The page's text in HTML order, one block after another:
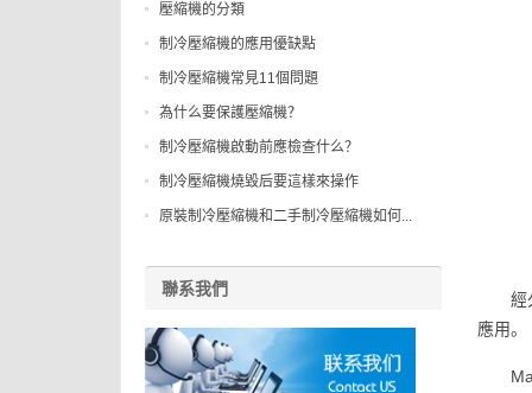
經
應用。
壓縮機的分類
制冷壓縮機的應用優缺點
制冷壓縮機常見11個問題
為什么要保護壓縮機？
制冷壓縮機啟動前應檢查什么？
制冷壓縮機燒毀后要這樣來操作
原裝制冷壓縮機和二手制冷壓縮機如何...
聯系我們